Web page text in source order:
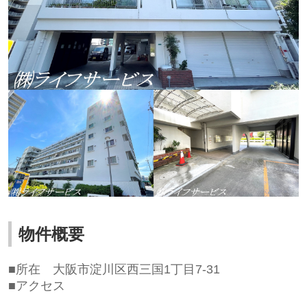
物件概要
■所在 大阪市淀川区西三国1丁目7-31
■アクセス